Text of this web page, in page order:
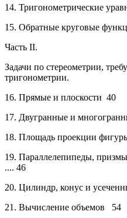
14. Тригонометрические
15. Обратные круговые
Часть II.
Задачи по стереометрии,
тригонометрии.
16. Прямые и плоскости 40
17. Двугранные и
18. Площадь проекции
19. Параллелепипеды,
.... 46
20. Цилиндр, конус и
21. Вычисление объемов
54